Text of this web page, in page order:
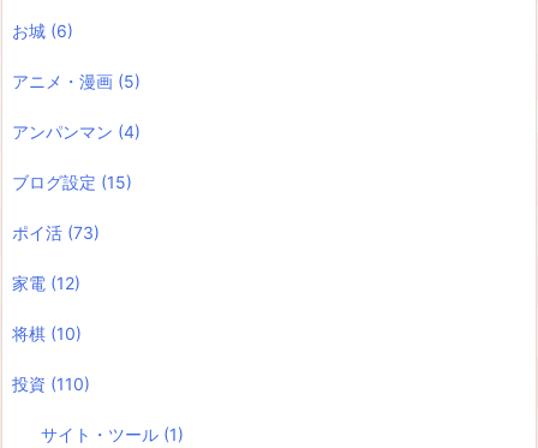
お城 (6)
アニメ・漫画 (5)
アンパンマン (4)
ブログ設定 (15)
ポイ活 (73)
家電 (12)
将棋 (10)
投資 (110)
サイト・ツール (1)